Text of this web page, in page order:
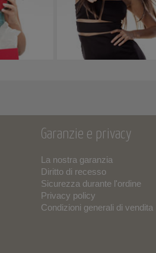
Garanzie e privacy
La nostra garanzia
Diritto di recesso
Sicurezza durante l'ordine
Privacy policy
Condizioni generali di vendita